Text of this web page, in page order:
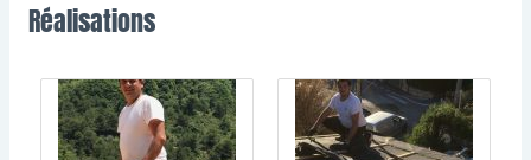
Réalisations